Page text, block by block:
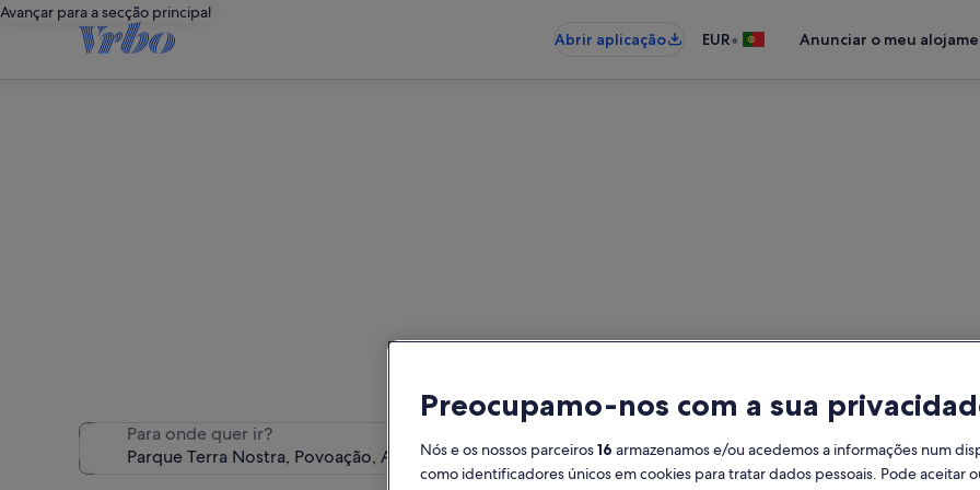
Avançar para a secção principal
Abrir aplicação
EUR• Anunciar o meu
Alojamentos de férias perto de Parque
Para onde quer ir?
2
Preocupamo-nos com a sua
Nós e os nossos parceiros16 armazenamos e/ou acedemos a informações num
como identificadores únicos em cookies para tratar dados pessoais. Pode aceitar